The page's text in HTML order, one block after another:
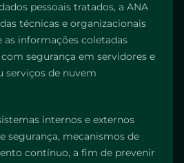
pessoais tratados, a ANA
técnicas e organizacionais
informações coletadas
segurança em servidores e
serviços de nuvem
internos e externos
segurança, mecanismos de
contínuo, a fim de prevenir